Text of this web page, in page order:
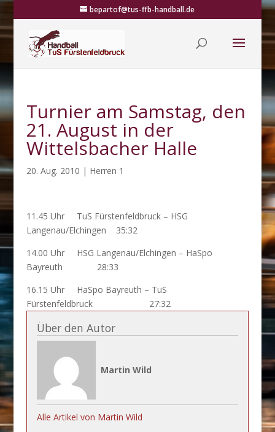
bepartof@tus-ffb-handball.de
Turnier am Samstag, den
21. August in der
Wittelsbacher Halle
20. Aug. 2010 | Herren 1
11.45 Uhr TuS Fürstenfeldbruck – HSG
Langenau/Elchingen 35:32
14.00 Uhr HSG Langenau/Elchingen – HaSpo
Bayreuth 28:33
16.15 Uhr HaSpo Bayreuth – TuS
Fürstenfeldbruck 27:32
Über den Autor
Martin Wild
Alle Artikel von Martin Wild